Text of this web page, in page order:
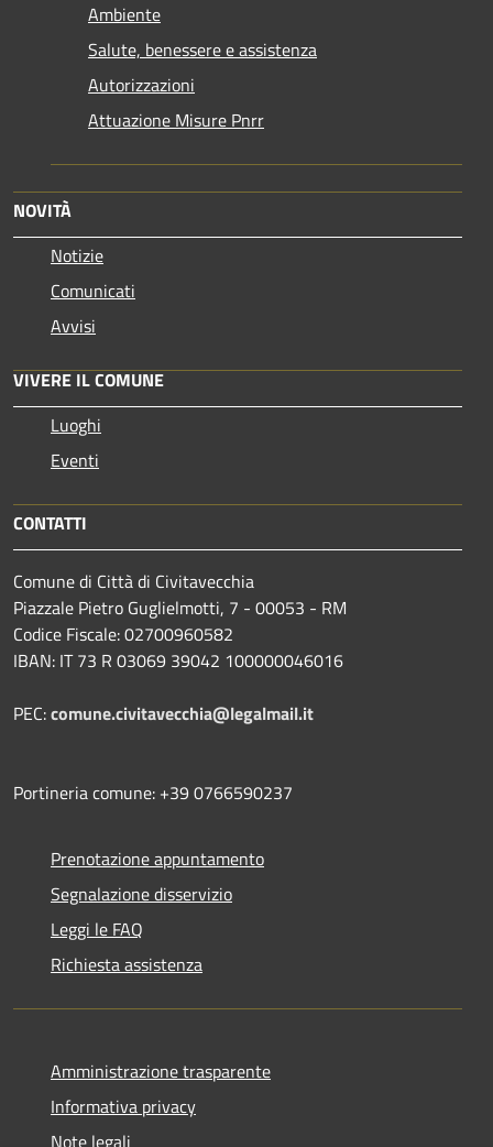
Ambiente
Salute, benessere e assistenza
Autorizzazioni
Attuazione Misure Pnrr
NOVITÀ
Notizie
Comunicati
Avvisi
VIVERE IL COMUNE
Luoghi
Eventi
CONTATTI
Comune di Città di Civitavecchia
Piazzale Pietro Guglielmotti, 7 - 00053 - RM
Codice Fiscale: 02700960582
IBAN: IT 73 R 03069 39042 100000046016
PEC:comune.civitavecchia@legalmail.it
Portineria comune: +39 0766590237
Prenotazione appuntamento
Segnalazione disservizio
Leggi le FAQ
Richiesta assistenza
Amministrazione trasparente
Informativa privacy